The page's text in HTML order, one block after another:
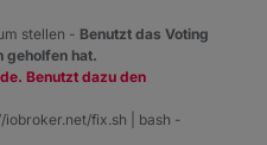
stellen - Benutzt das Voting
geholfen hat.
Benutzt dazu den
fix.sh | bash -